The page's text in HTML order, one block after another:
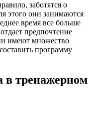
заботятся о
этого они занимаются
время все больше
предпочтение
имеют множество
программу
в тренажерном